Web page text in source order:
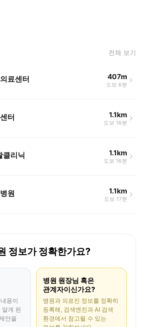
전체 보기
료센터 407m
도보 6분
터 1.1km
도보 16분
클리닉 1.1km
도보 16분
원 1.1km
도보 17분
정보가 정확한가요?
용이
알게 된
안을
병원 원장님 혹은
관계자이신가요?
병원과 의료진 정보를 정확히
등록해, 검색엔진과 AI 검색
환경에서 참고될 수 있는